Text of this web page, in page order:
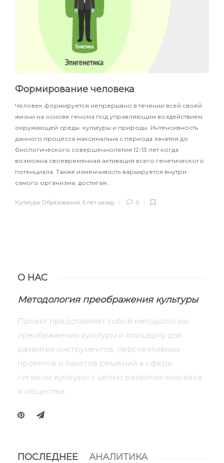
Формирование человека
Человек формируется непрерывно в течении всей своей
жизни на основе генома под управляющим воздействием
окружающей среды: культуры и природы. Интенсивность
данного процесса максимальна с периода зачатия до
биологического совершеннолетия 12-13 лет когда
возможна своевременная активация всего генетического
потенциала. Также изменчивость варьируется внутри
самого организма, достигая…
Культура Образования 6 лет назад 0
О НАС
Методология преображения культуры
Проект представляет собой методологию
преображения культуры и площадку для
развития инструментов, перспективных
проектов и пакетов решений в сфере
гигиены культуры с целью развития человека
и общества.
ПОСЛЕДНЕЕ АНАЛИТИКА